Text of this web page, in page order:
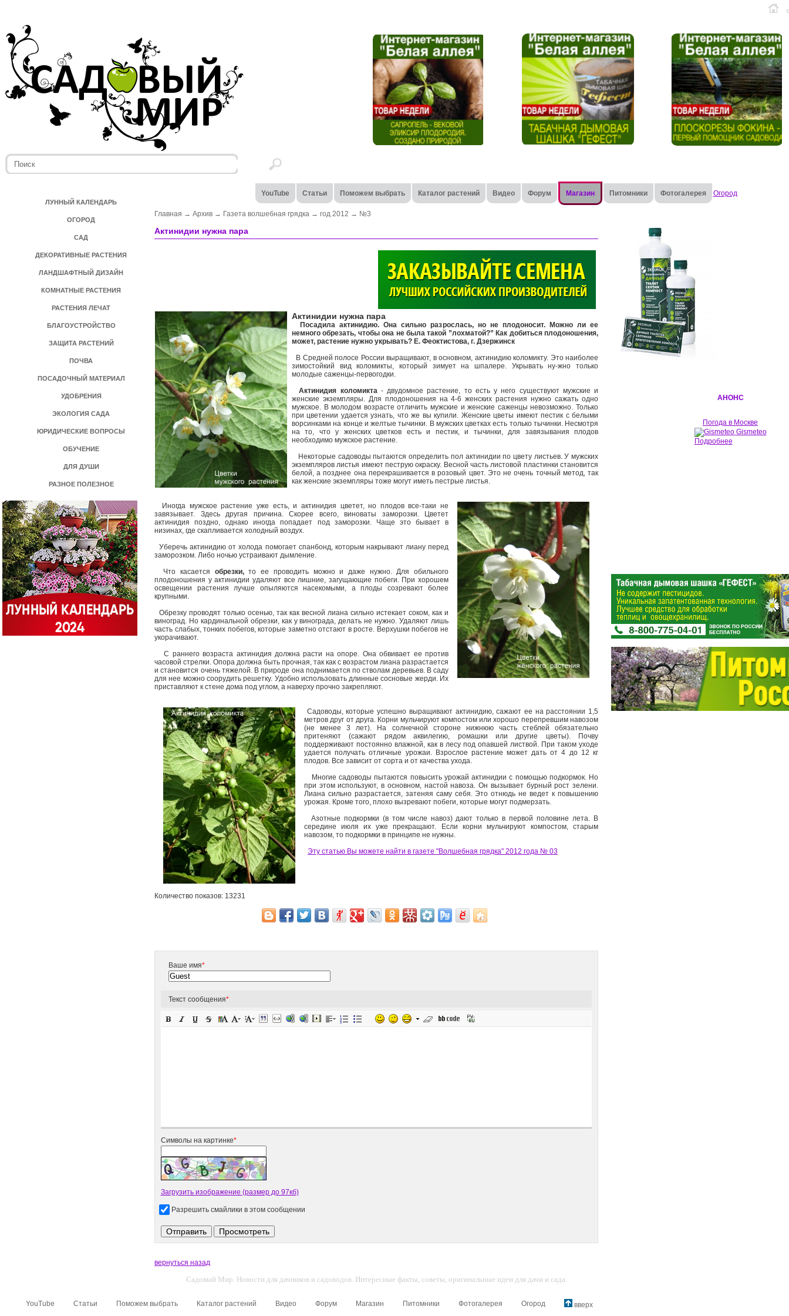
ЛУННЫЙ КАЛЕНДАРЬ
ОГОРОД
САД
ДЕКОРАТИВНЫЕ РАСТЕНИЯ
ЛАНДШАФТНЫЙ ДИЗАЙН
КОМНАТНЫЕ РАСТЕНИЯ
РАСТЕНИЯ ЛЕЧАТ
БЛАГОУСТРОЙСТВО
ЗАЩИТА РАСТЕНИЙ
ПОЧВА
ПОСАДОЧНЫЙ МАТЕРИАЛ
УДОБРЕНИЯ
ЭКОЛОГИЯ САДА
ЮРИДИЧЕСКИЕ ВОПРОСЫ
ОБУЧЕНИЕ
ДЛЯ ДУШИ
РАЗНОЕ ПОЛЕЗНОЕ
YouTube Статьи Поможем выбрать Каталог растений Видео Форум Магазин Питомники Фотогалерея Огород
Главная → Архив → Газета волшебная грядка → год 2012 → №3
Актинидии нужна пара
>
Актинидии нужна пара
Посадила актинидию. Она сильно разрослась, но не плодоносит. Можно ли ее
немного обрезать, чтобы она не была такой ”лохматой?” Как добиться плодоношения,
может, растение нужно укрывать? Е. Феоктистова, г. Дзержинск
В Средней полосе России выращивают, в основном, актинидию коломикту. Это наиболее
зимостойкий вид коломикты, который зимует на шпалере. Укрывать ну-жно только
молодые саженцы-первогодки.
Актинидия коломикта- двудомное растение, то есть у него существуют мужские и
женские экземпляры. Для плодоношения на 4-6 женских растения нужно сажать одно
мужское. В молодом возрасте отличить мужские и женские саженцы невозможно. Только
при цветении удается узнать, что же вы купили. Женские цветы имеют пестик с белыми
ворсинками на конце и желтые тычинки. В мужских цветках есть только тычинки. Несмотря
на то, что у женских цветков есть и пестик, и тычинки, для завязывания плодов
необходимо мужское растение.
Некоторые садоводы пытаются определить пол актинидии по цвету листьев. У мужских
экземпляров листья имеют пеструю окраску. Весной часть листовой пластинки становится
белой, а позднее она перекрашивается в розовый цвет. Это не очень точный метод, так
как женские экземпляры тоже могут иметь пестрые листья.
Иногда мужское растение уже есть, и актинидия цветет, но плодов все-таки не
завязывает. Здесь другая причина. Скорее всего, виноваты заморозки. Цветет
актинидия поздно, однако иногда попадает под заморозки. Чаще это бывает в
низинах, где скапливается холодный воздух.
Уберечь актинидию от холода помогает спанбонд, которым накрывают лиану перед
заморозком. Либо ночью устраивают дымление.
Что касается обрезки,то ее проводить можно и даже нужно. Для обильного
плодоношения у актинидии удаляют все лишние, загущающие побеги. При хорошем
освещении растения лучше опыляются насекомыми, а плоды созревают более
крупными.
Обрезку проводят только осенью, так как весной лиана сильно истекает соком, как и
виноград. Но кардинальной обрезки, как у винограда, делать не нужно. Удаляют лишь
часть слабых, тонких побегов, которые заметно отстают в росте. Верхушки побегов не
укорачивают.
С раннего возраста актинидия должна расти на опоре. Она обвивает ее против
часовой стрелки. Опора должна быть прочная, так как с возрастом лиана разрастается
и становится очень тяжелой. В природе она поднимается по стволам деревьев. В саду
для нее можно соорудить решетку. Удобно использовать длинные сосновые жерди. Их
приставляют к стене дома под углом, а наверху прочно закрепляют.
Садоводы, которые успешно выращивают актинидию, сажают ее на расстоянии 1,5
метров друг от друга. Корни мульчируют компостом или хорошо перепревшим навозом
(не менее 3 лет). На солнечной стороне нижнюю часть стеблей обязательно
притеняют (сажают рядом аквилегию, ромашки или другие цветы). Почву
поддерживают постоянно влажной, как в лесу под опавшей листвой. При таком уходе
удается получать отличные урожаи. Взрослое растение может дать от 4 до 12 кг
плодов. Все зависит от сорта и от качества ухода.
Многие садоводы пытаются повысить урожай актинидии с помощью подкормок. Но
при этом используют, в основном, настой навоза. Он вызывает бурный рост зелени.
Лиана сильно разрастается, затеняя саму себя. Это отнюдь не ведет к повышению
урожая. Кроме того, плохо вызревают побеги, которые могут подмерзать.
Азотные подкормки (в том числе навоз) дают только в первой половине лета. В
середине июля их уже прекращают. Если корни мульчируют компостом, старым
навозом, то подкормки в принципе не нужны.
Эту статью Вы можете найти в газете "Волшебная грядка" 2012 года № 03
Количество показов: 13231
Ваше имя*
Текст сообщения*
Символы на картинке*
Загрузить изображение (размер до 97кб)
Разрешить смайлики в этом сообщении
вернуться назад
Садовый Мир. Новости для дачников и садоводов. Интересные факты, советы, оригинальные идеи для дачи и сада.
АНОНС
Погода в Москве
Gismeteo
Подробнее
YouTube Статьи Поможем выбрать Каталог растений Видео Форум Магазин Питомники Фотогалерея Огород вверх